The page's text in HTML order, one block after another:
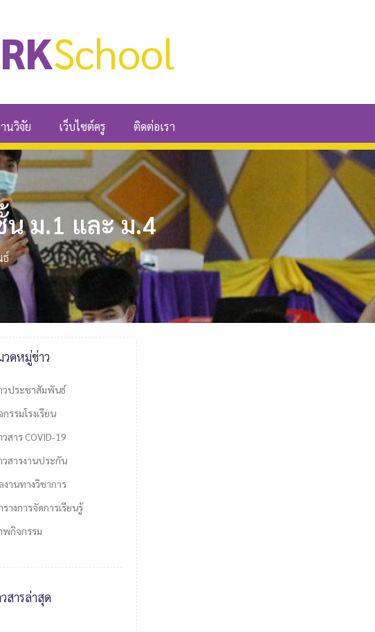
School
นวิจัย เว็บไซต์ครู ติดต่อเรา
ม.1 และ ม.4
ธ์
ดหมู่ข่าว
วประชาสัมพันธ์
กรรมโรงเรียน
วสาร COVID-19
วสารงานประกัน
งานทางวิชาการ
รางการจัดการเรียนรู้
พกิจกรรม
สารล่าสุด